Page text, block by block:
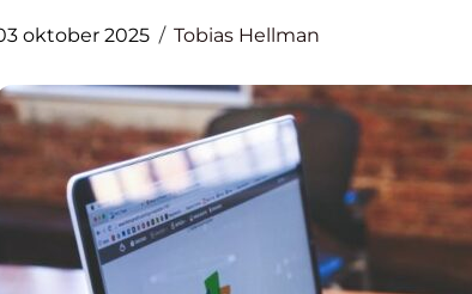
oktober 2025 Tobias Hellman